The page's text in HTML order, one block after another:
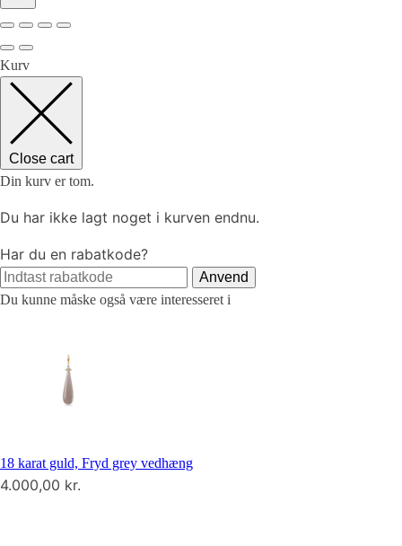
Kurv
Close cart
Din kurv er tom.
Du har ikke lagt noget i kurven endnu.
Har du en rabatkode?
Anvend
Du kunne måske også være interesseret i
18 karat guld, Fryd grey vedhæng
4.000,00 kr.